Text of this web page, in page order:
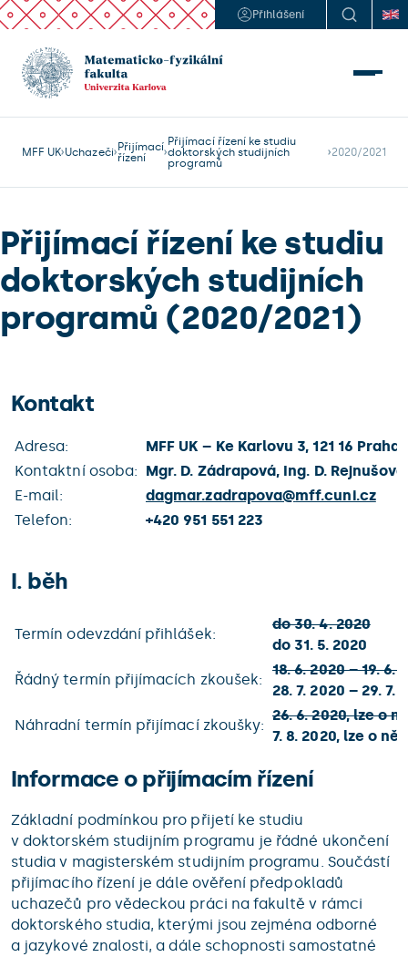
Přihlášení
MFF UK Uchazeči Přijímací
řízení
Přijímací řízení ke studiu
doktorských studijních
programů
2020/2021
Přijímací řízení ke studiu
doktorských studijních
programů (2020/2021)
Kontakt
Adresa:
MFF UK – Ke Karlovu 3, 121 16 Praha
Kontaktní osoba: Mgr. D. Zádrapová, Ing. D. Rejnušová
E-mail:
dagmar.zadrapova@mff.cuni.cz
Telefon:
+420 951 551 223
I. běh
Termín odevzdání přihlášek:
do 30. 4. 2020
do 31. 5. 2020
Řádný termín přijímacích zkoušek:
18. 6. 2020 – 19. 6.
28. 7. 2020 – 29. 7.
Náhradní termín přijímací zkoušky:
26. 6. 2020, lze o
7. 8. 2020, lze o
Informace o přijímacím řízení
Základní podmínkou pro přijetí ke studiu
v doktorském studijním programu je řádné ukončení
studia v magisterském studijním programu. Součástí
přijímacího řízení je dále ověření předpokladů
uchazečů pro vědeckou práci na fakultě v rámci
doktorského studia, kterými jsou zejména odborné
a jazykové znalosti, a dále schopnosti samostatné